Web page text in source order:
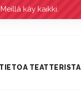
käy kaikki.
TIETOA TEATTERISTA